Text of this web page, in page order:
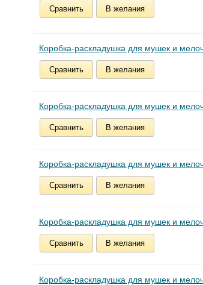
Сравнить
В желания
Коробка-раскладушка для мушек и
Сравнить В желания
Коробка-раскладушка для мушек и
Сравнить В желания
Коробка-раскладушка для мушек и
Сравнить В желания
Коробка-раскладушка для мушек и
Сравнить В желания
Коробка-раскладушка для мушек и